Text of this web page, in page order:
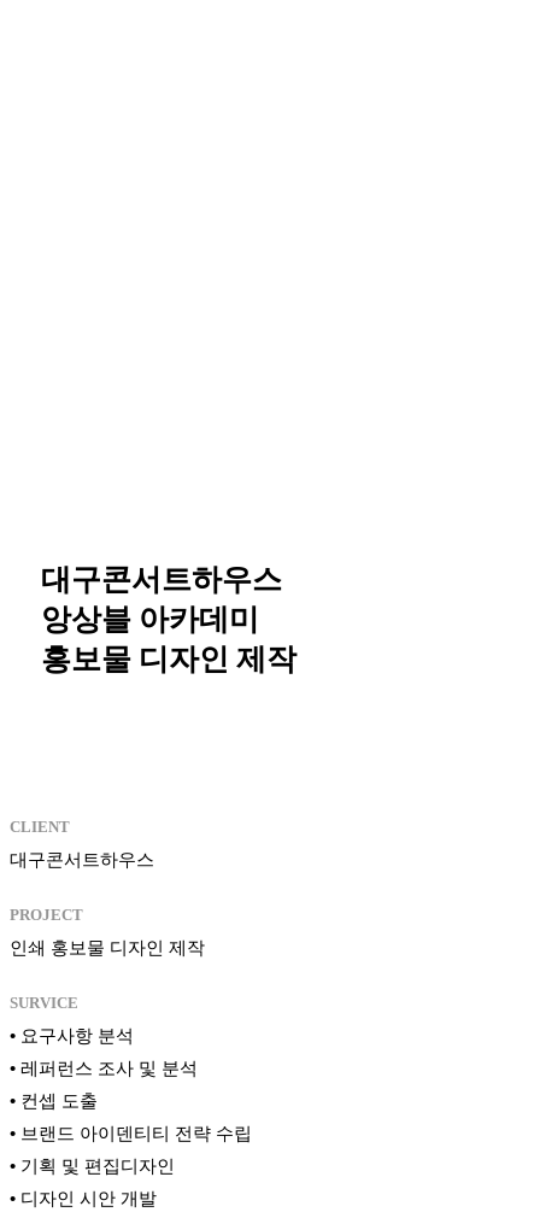
대구콘서트하우스
앙상블 아카데미
홍보물 디자인 제작
CLIENT
대구콘서트하우스
PROJECT
인쇄 홍보물 디자인 제작
SURVICE
• 요구사항 분석
• 레퍼런스 조사 및 분석
• 컨셉 도출
• 브랜드 아이덴티티 전략 수립
• 기획 및 편집디자인
• 디자인 시안 개발